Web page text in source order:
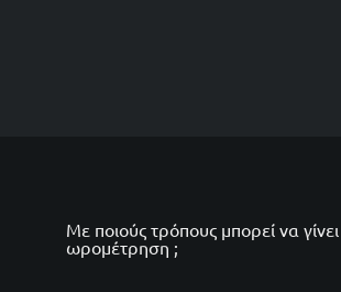
Με ποιούς τρόπους μπορεί να
ωρομέτρηση ;